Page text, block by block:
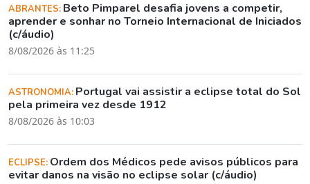
ABRANTES: Beto Pimparel desafia jovens a competir,
aprender e sonhar no Torneio Internacional de Iniciados
(c/áudio)
8/08/2026 às 11:25
ASTRONOMIA: Portugal vai assistir a eclipse total do Sol
pela primeira vez desde 1912
8/08/2026 às 10:03
ECLIPSE: Ordem dos Médicos pede avisos públicos para
evitar danos na visão no eclipse solar (c/áudio)